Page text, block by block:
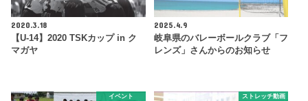
2020.3.18
【U-14】2020 TSKカップ in ク
マガヤ
2025.4.9
岐阜県のバレーボールクラブ「フ
レンズ」さんからのお知らせ
イベント ストレッチ動画